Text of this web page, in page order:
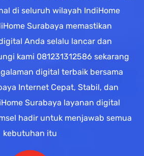
di seluruh wilayah IndiHome
Surabaya memastikan
Anda selalu lancar dan
kami 081231312586 sekarang
digital terbaik bersama
Internet Cepat, Stabil, dan
Surabaya layanan digital
hadir untuk menjawab semua
kebutuhan itu